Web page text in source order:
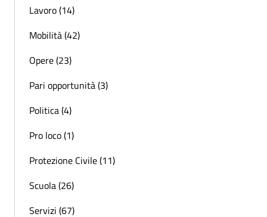
Lavoro (14)
Mobilità (42)
Opere (23)
Pari opportunità (3)
Politica (4)
Pro loco (1)
Protezione Civile (11)
Scuola (26)
Servizi (67)